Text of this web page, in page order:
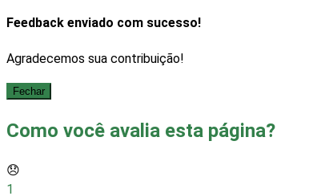
Feedback enviado com sucesso!
Agradecemos sua contribuição!
Fechar
Como você avalia esta página?
😞
1